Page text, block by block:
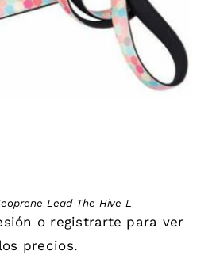
Lead The Hive L
o registrarte para ver
los precios.